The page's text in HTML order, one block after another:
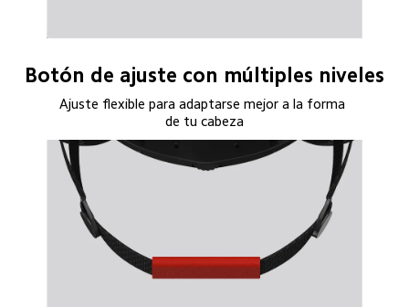
Botón de ajuste con múltiples niveles
Ajuste flexible para adaptarse mejor a la forma
de tu cabeza